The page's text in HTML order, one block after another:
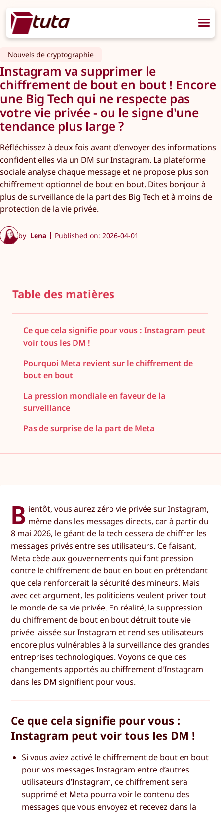
Nouvels de cryptographie
Instagram va supprimer le
chiffrement de bout en bout ! Encore
une Big Tech qui ne respecte pas
votre vie privée - ou le signe d'une
tendance plus large ?
Réfléchissez à deux fois avant d'envoyer des informations
confidentielles via un DM sur Instagram. La plateforme
sociale analyse chaque message et ne propose plus son
chiffrement optionnel de bout en bout. Dites bonjour à
plus de surveillance de la part des Big Tech et à moins de
protection de la vie privée.
by Lena Published on: 2026-04-01
Table des matières
Ce que cela signifie pour vous : Instagram peut
voir tous les DM !
Pourquoi Meta revient sur le chiffrement de
bout en bout
La pression mondiale en faveur de la
surveillance
Pas de surprise de la part de Meta
B ientôt, vous aurez zéro vie privée sur Instagram,
même dans les messages directs, car à partir du
8 mai 2026, le géant de la tech cessera de chiffrer les
messages privés entre ses utilisateurs. Ce faisant,
Meta cède aux gouvernements qui font pression
contre le chiffrement de bout en bout en prétendant
que cela renforcerait la sécurité des mineurs. Mais
avec cet argument, les politiciens veulent priver tout
le monde de sa vie privée. En réalité, la suppression
du chiffrement de bout en bout détruit toute vie
privée laissée sur Instagram et rend ses utilisateurs
encore plus vulnérables à la surveillance des grandes
entreprises technologiques. Voyons ce que ces
changements apportés au chiffrement d'Instagram
dans les DM signifient pour vous.
Ce que cela signifie pour vous :
Instagram peut voir tous les DM !
Si vous aviez activé le chiffrement de bout en bout
pour vos messages Instagram entre d’autres
utilisateurs d’Instagram, ce chiffrement sera
supprimé et Meta pourra voir le contenu des
messages que vous envoyez et recevez dans la